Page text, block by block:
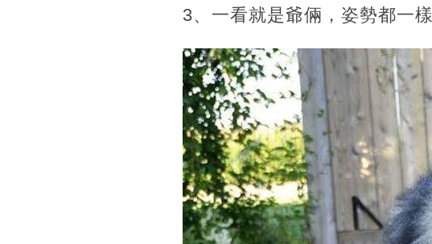
3、一看就是爺倆，姿勢都一樣